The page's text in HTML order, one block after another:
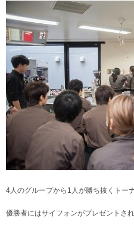
4人のグループから1人が勝ち抜くトー
優勝者にはサイフォンがプレゼントさ